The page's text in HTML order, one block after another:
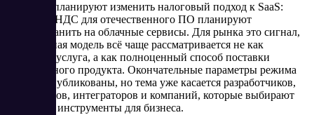
В России планируют изменить налоговый подход к SaaS:
льготу по НДС для отечественного ПО планируют
распространить на облачные сервисы. Для рынка это сигнал,
что облачная модель всё чаще рассматривается не как
отдельная услуга, а как полноценный способ поставки
программного продукта. Окончательные параметры режима
пока не опубликованы, но тема уже касается разработчиков,
провайдеров, интеграторов и компаний, которые выбирают
цифровые инструменты для бизнеса.